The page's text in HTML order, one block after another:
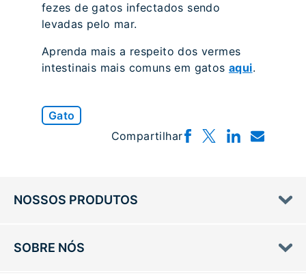
fezes de gatos infectados sendo
levadas pelo mar.
Aprenda mais a respeito dos vermes
intestinais mais comuns em gatos aqui.
Gato
Compartilhar
NOSSOS PRODUTOS
SOBRE NÓS